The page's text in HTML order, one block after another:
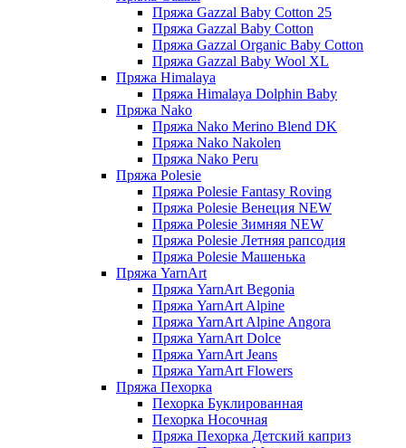
Пряжа Gazzal Baby Cotton 25
Пряжа Gazzal Baby Cotton
Пряжа Gazzal Organic Baby Cotton
Пряжа Gazzal Baby Wool XL
Пряжа Himalaya
Пряжа Himalaya Dolphin Baby
Пряжа Nako
Пряжа Nako Merino Blend DK
Пряжа Nako Nakolen
Пряжа Nako Peru
Пряжа Polesie
Пряжа Polesie Fantasy Roving
Пряжа Polesie Венеция NEW
Пряжа Polesie Зимняя NEW
Пряжа Polesie Летняя рапсодия
Пряжа Polesie Машенька
Пряжа YarnArt
Пряжа YarnArt Begonia
Пряжа YarnArt Alpine
Пряжа YarnArt Alpine Angora
Пряжа YarnArt Dolce
Пряжа YarnArt Jeans
Пряжа YarnArt Flowers
Пряжа Пехорка
Пехорка Буклированная
Пехорка Носочная
Пряжа Пехорка Детский каприз